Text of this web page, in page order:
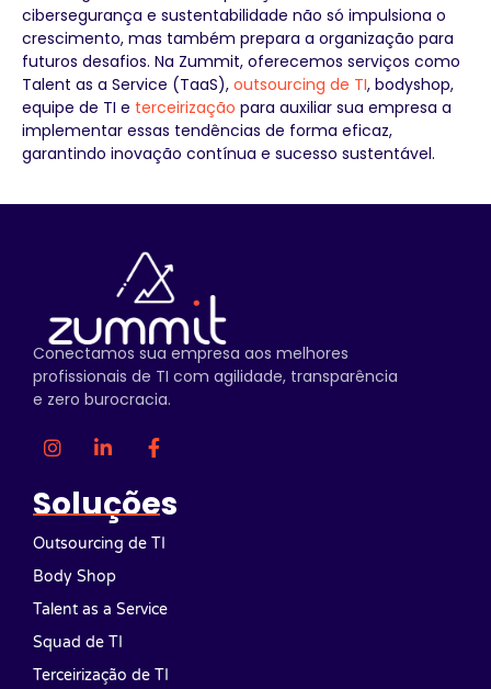
cibersegurança e sustentabilidade não só impulsiona o
crescimento, mas também prepara a organização para
futuros desafios. Na Zummit, oferecemos serviços como
Talent as a Service (TaaS), outsourcing de TI, bodyshop,
equipe de TI e terceirização para auxiliar sua empresa a
implementar essas tendências de forma eficaz,
garantindo inovação contínua e sucesso sustentável.
Conectamos sua empresa aos melhores
profissionais de TI com agilidade, transparência
e zero burocracia.
Soluções
Outsourcing de TI
Body Shop
Talent as a Service
Squad de TI
Terceirização de TI